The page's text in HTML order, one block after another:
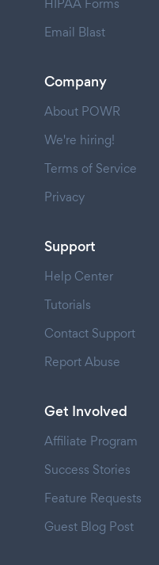
HIPAA Forms
Email Blast
Company
About POWR
We're hiring!
Terms of Service
Privacy
Support
Help Center
Tutorials
Contact Support
Report Abuse
Get Involved
Affiliate Program
Success Stories
Feature Requests
Guest Blog Post